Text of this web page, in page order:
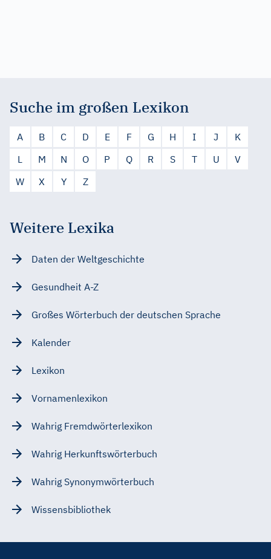
Suche im großen Lexikon
A B C D E F G H I J
K
L
M N O P Q R S T U
V
W
X Y Z
Weitere Lexika
Daten der Weltgeschichte
Gesundheit A-Z
Großes Wörterbuch der deutschen Sprache
Kalender
Lexikon
Vornamenlexikon
Wahrig Fremdwörterlexikon
Wahrig Herkunftswörterbuch
Wahrig Synonymwörterbuch
Wissensbibliothek